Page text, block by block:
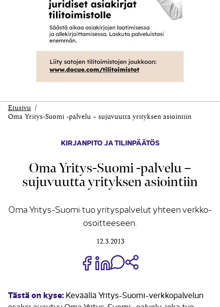
Etusivu
Oma Yritys-Suomi -palvelu – sujuvuutta yrityksen asiointiin
KIRJANPITO JA TILINPÄÄTÖS
Oma Yritys-Suomi -palvelu –
sujuvuutta yrityksen asiointiin
Oma Yritys-Suomi tuo yrityspalvelut yhteen verkko-
osoitteeseen.
12.3.2013
Jaa Share on Facebook
Jaa Share on LinkedIn
Jaa WhatsApp-viestinä
Tästä on kyse: Keväällä Yritys-Suomi-verkkopalvelun